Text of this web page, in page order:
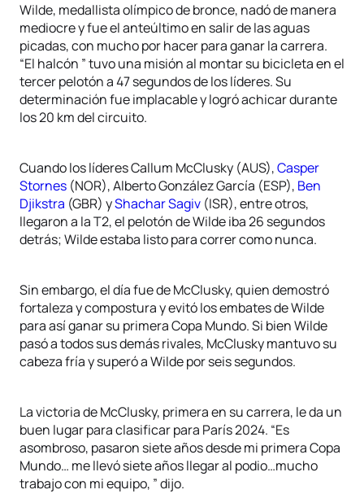
Wilde, medallista olímpico de bronce, nadó de manera
mediocre y fue el anteúltimo en salir de las aguas
picadas, con mucho por hacer para ganar la carrera.
“El halcón ” tuvo una misión al montar su bicicleta en el
tercer pelotón a 47 segundos de los líderes. Su
determinación fue implacable y logró achicar durante
los 20 km del circuito.
Cuando los líderes Callum McClusky (AUS),Casper
Stornes (NOR), Alberto González García (ESP), Ben
Djikstra (GBR) yShachar Sagiv (ISR), entre otros,
llegaron a la T2, el pelotón de Wilde iba 26 segundos
detrás; Wilde estaba listo para correr como nunca.
Sin embargo, el día fue de McClusky, quien demostró
fortaleza y compostura y evitó los embates de Wilde
para así ganar su primera Copa Mundo. Si bien Wilde
pasó a todos sus demás rivales, McClusky mantuvo su
cabeza fría y superó a Wilde por seis segundos.
La victoria de McClusky, primera en su carrera, le da un
buen lugar para clasificar para París 2024. “Es
asombroso, pasaron siete años desde mi primera Copa
Mundo… me llevó siete años llegar al podio…mucho
trabajo con mi equipo, ” dijo.